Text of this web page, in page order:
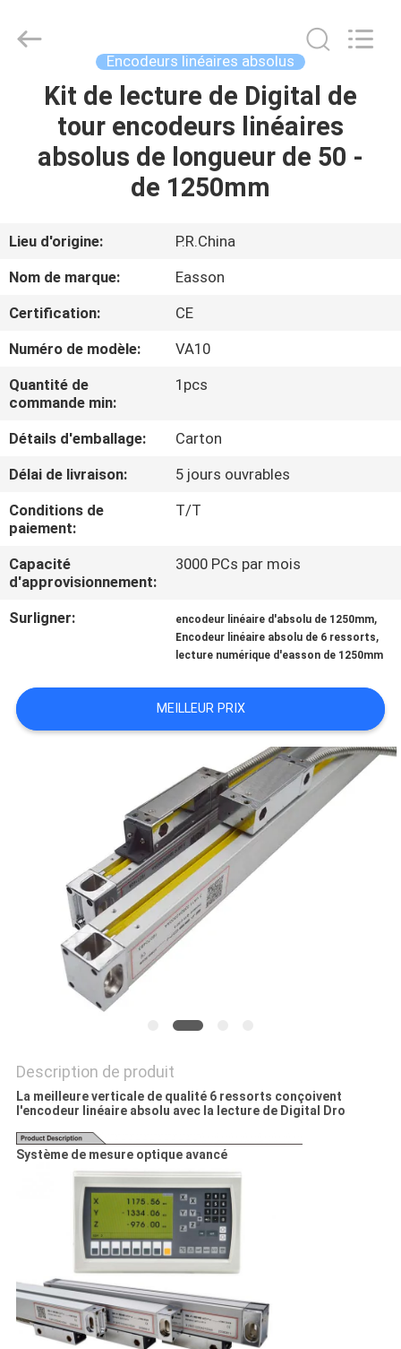
MAISON
PRODUITS
PROPOS
DE
NOUS
VISITE
DE
CONTRÔLE
QUALITÉ
CONTACTEZ-
NOUS
CAS
PRIVACY
POLICY
Technology
Encodeurs linéaires absolus
Kit de lecture de Digital de
tour encodeurs linéaires
absolus de longueur de 50 -
de 1250mm
Lieu d'origine:
P.R.China
Nom de marque:
Easson
Certification:
CE
Numéro de modèle:
VA10
Quantité de
commande min:
1pcs
Détails d'emballage:
Carton
Délai de livraison:
5 jours ouvrables
Conditions de
paiement:
T/T
Capacité
d'approvisionnement:
3000 PCs par mois
Surligner: encodeur linéaire d'absolu de 1250mm,
Encodeur linéaire absolu de 6 ressorts,
lecture numérique d'easson de 1250mm
MEILLEUR PRIX
Description de produit
La meilleure verticale de qualité 6 ressorts conçoivent
l'encodeur linéaire absolu avec la lecture de Digital Dro
Système de mesure optique avancé